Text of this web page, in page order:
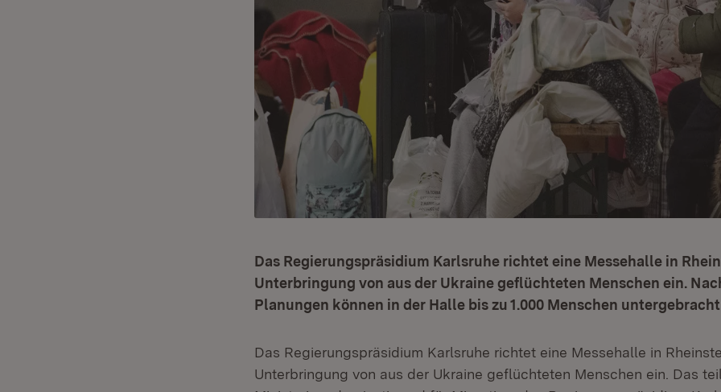
Das Regierungspräsidium Karlsruhe richtet eine Messehalle in
Unterbringung von aus der Ukraine geflüchteten Menschen ein.
Planungen können in der Halle bis zu 1.000 Menschen
Das Regierungspräsidium Karlsruhe richtet eine Messehalle in
Unterbringung von aus der Ukraine geflüchteten Menschen ein. Das